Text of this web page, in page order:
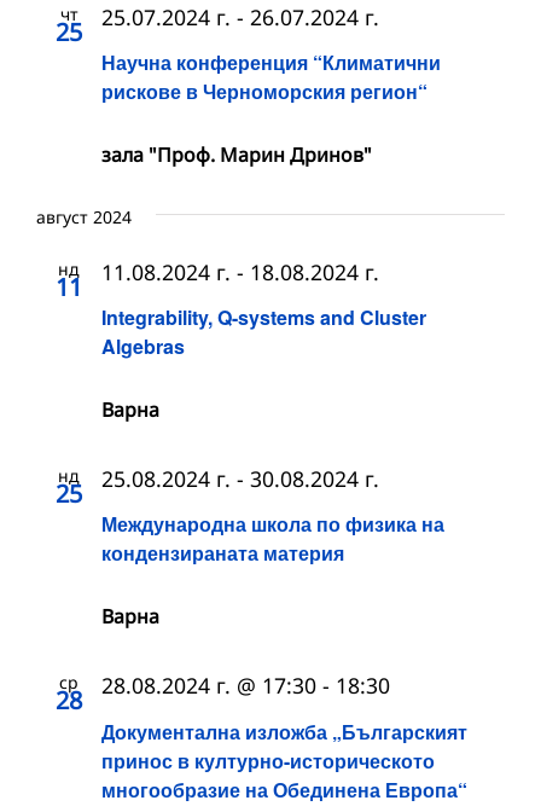
чт
25
Научна конференция “Климатични
рискове в Черноморския регион“
25.07.2024 г. - 26.07.2024 г.
зала "Проф. Марин Дринов"
август 2024
нд
11
Integrability, Q-systems and Cluster
Algebras
11.08.2024 г. - 18.08.2024 г.
Варна
нд
25
Международна школа по физика на
кондензираната материя
25.08.2024 г. - 30.08.2024 г.
Варна
ср
28
Документална изложба „Българският
принос в културно-историческото
многообразие на Обединена Европа“
28.08.2024 г. @ 17:30 - 18:30